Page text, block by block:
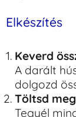
Elkészítés
Keverd
A darált
dolgozd
Töltsd
Tegyél